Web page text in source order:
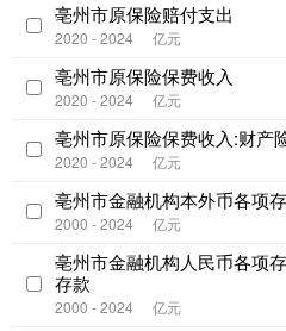
亳州市原保险赔付支出
2020 - 2024 亿元
亳州市原保险保费收入
2020 - 2024 亿元
亳州市原保险保费收入:财产
2020 - 2024 亿元
亳州市金融机构本外币各项
2000 - 2024 亿元
亳州市金融机构人民币各项
存款
2000 - 2024 亿元